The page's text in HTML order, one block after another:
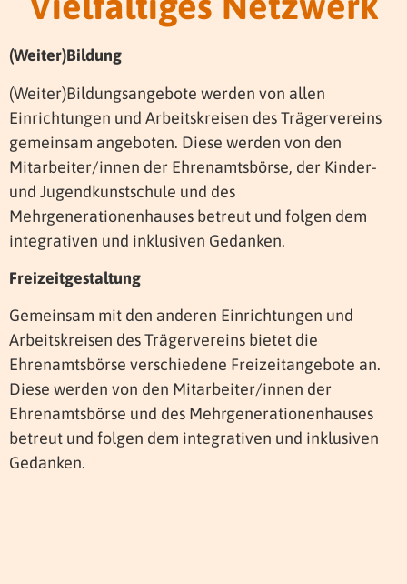
(Weiter)Bildung
(Weiter)Bildungsangebote werden von allen
Einrichtungen und Arbeitskreisen des Trägervereins
gemeinsam angeboten. Diese werden von den
Mitarbeiter/innen der Ehrenamtsbörse, der Kinder-
und Jugendkunstschule und des
Mehrgenerationenhauses betreut und folgen dem
integrativen und inklusiven Gedanken.
Freizeitgestaltung
Gemeinsam mit den anderen Einrichtungen und
Arbeitskreisen des Trägervereins bietet die
Ehrenamtsbörse verschiedene Freizeitangebote an.
Diese werden von den Mitarbeiter/innen der
Ehrenamtsbörse und des Mehrgenerationenhauses
betreut und folgen dem integrativen und inklusiven
Gedanken.